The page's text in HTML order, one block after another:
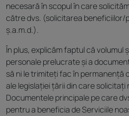
necesară în scopul în care
către dvs. (solicitarea beneficiilor/
ș.a.m.d.).
În plus, explicăm faptul că volumul
personale prelucrate și a
să ni le trimiteți fac în permanență
ale legislației țării din care
Documentele principale pe care
pentru a beneficia de Serviciile